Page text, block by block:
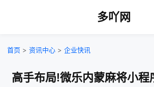
多吖网
首页 > 资讯中心 > 企业快讯
高手布局!微乐内蒙麻将小程